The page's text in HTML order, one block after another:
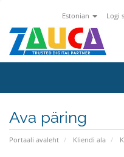
Estonian Logi
Ava päring
Portaali avaleht Kliendi ala